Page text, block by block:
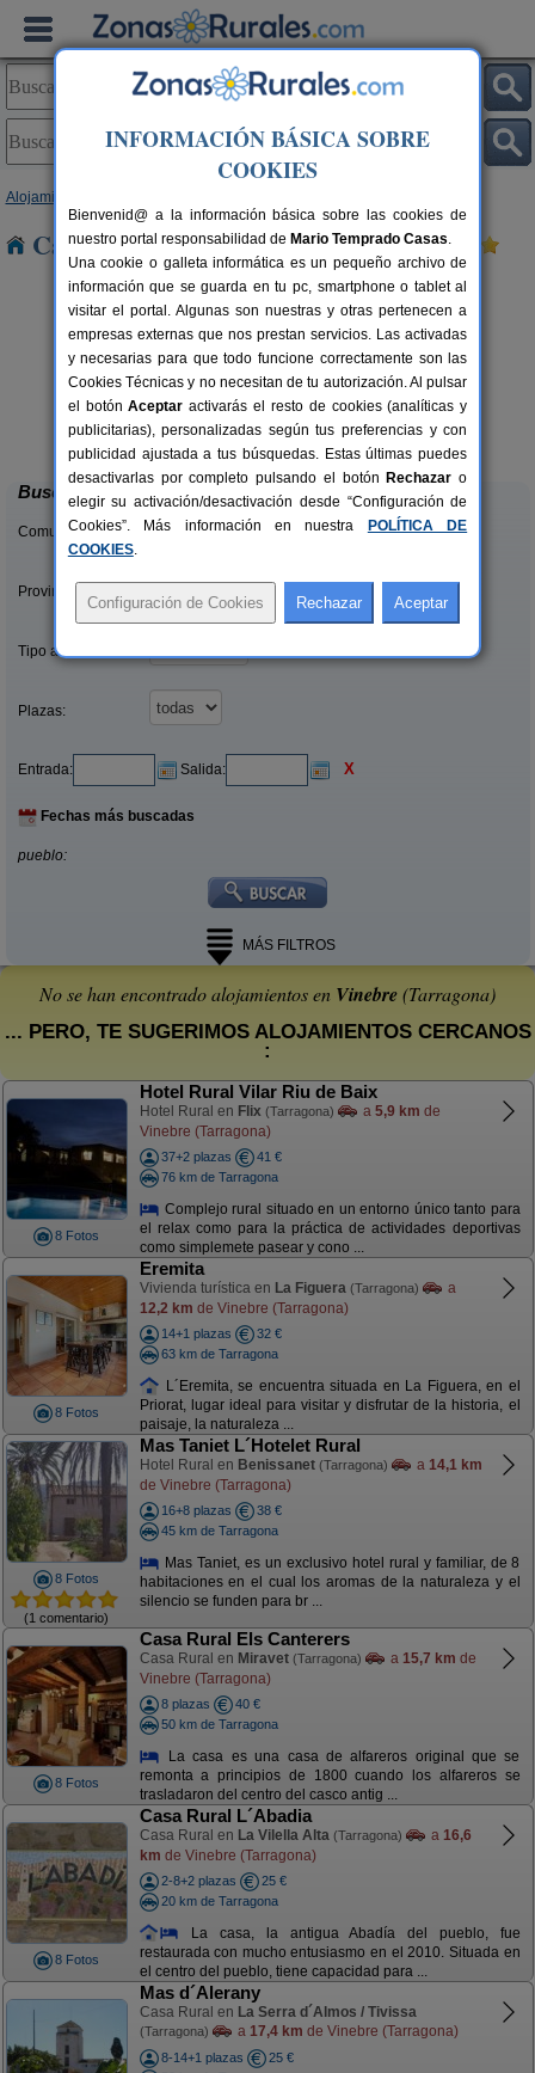
Alojamientos
Casas Rurales cerca de Vinebre
2-7+2 pers.
desde69 €
Ca Calbet
Margalef (Tarragona)
Buscar
Comunidades:
Provincias/Islas:
Tipo alquiler:
Plazas:
Entrada: Salida: X
Fechas más buscadas
pueblo:
MÁS FILTROS
No se han encontrado alojamientos en Vinebre(Tarragona)
... PERO, TE SUGERIMOS ALOJAMIENTOS CERCANOS
:
8 Fotos
Hotel Rural Vilar Riu de Baix
Hotel Rural en Flix (Tarragona) a 5,9 km de
Vinebre (Tarragona)
37+2 plazas
41 €
76 km de Tarragona
Complejo rural situado en un entorno único tanto para
el relax como para la práctica de actividades deportivas
como simplemete pasear y cono ...
8 Fotos
Eremita
Vivienda turística en La Figuera (Tarragona)
a
12,2 km de Vinebre (Tarragona)
14+1 plazas
32 €
63 km de Tarragona
L´Eremita, se encuentra situada en La Figuera, en el
Priorat, lugar ideal para visitar y disfrutar de la historia, el
paisaje, la naturaleza ...
8 Fotos
(1 comentario)
Mas Taniet L´Hotelet Rural
Hotel Rural en Benissanet (Tarragona) a 14,1 km
de Vinebre (Tarragona)
16+8 plazas
38 €
45 km de Tarragona
Mas Taniet, es un exclusivo hotel rural y familiar, de 8
habitaciones en el cual los aromas de la naturaleza y el
silencio se funden para br ...
8 Fotos
Casa Rural Els Canterers
Casa Rural en Miravet (Tarragona) a 15,7 km de
Vinebre (Tarragona)
8 plazas
40 €
50 km de Tarragona
La casa es una casa de alfareros original que se
remonta a principios de 1800 cuando los alfareros se
trasladaron del centro del casco antig ...
8 Fotos
Casa Rural L´Abadia
Casa Rural en La Vilella Alta (Tarragona) a 16,6
km de Vinebre (Tarragona)
2-8+2 plazas
25 €
20 km de Tarragona
La casa, la antigua Abadía del pueblo, fue
restaurada con mucho entusiasmo en el 2010. Situada en
el centro del pueblo, tiene capacidad para ...
Mas d´Alerany
Casa Rural en La Serra d´Almos / Tivissa
(Tarragona) a 17,4 km de Vinebre (Tarragona)
8-14+1 plazas
25 €
INFORMACIÓN BÁSICA SOBRE
COOKIES
Bienvenid@ a la información básica sobre las cookies de
nuestro portal responsabilidad de Mario Temprado Casas.
Una cookie o galleta informática es un pequeño archivo de
información que se guarda en tu pc, smartphone o tablet al
visitar el portal. Algunas son nuestras y otras pertenecen a
empresas externas que nos prestan servicios. Las activadas
y necesarias para que todo funcione correctamente son las
Cookies Técnicas y no necesitan de tu autorización. Al pulsar
el botónAceptar activarás el resto de cookies (analíticas y
publicitarias), personalizadas según tus preferencias y con
publicidad ajustada a tus búsquedas. Estas últimas puedes
desactivarlas por completo pulsando el botón Rechazar o
elegir su activación/desactivación desde “Configuración de
Cookies”. Más información en nuestra
POLÍTICA DE
COOKIES.